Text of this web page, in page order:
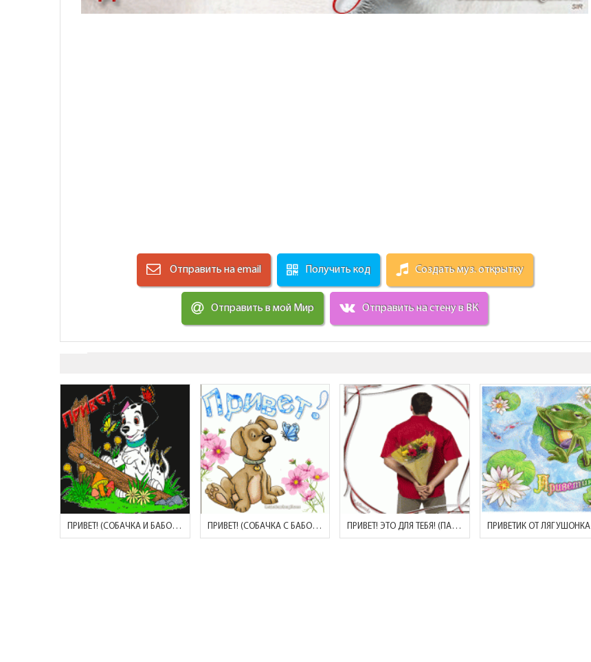
Отправить на email Получить код Создать муз. открытку
Отправить в мой Мир Отправить на стену в ВК
ПРИВЕТ! (СОБАЧКА И БАБОЧКИ) ПРИВЕТ! (СОБАЧКА С БАБОЧКОЙ НА НОСУ) ПРИВЕТ! ЭТО ДЛЯ ТЕБЯ! (ПАРЕНЬ С БУКЕТОМ) ПРИВЕТИК ОТ ЛЯГУШОНКА